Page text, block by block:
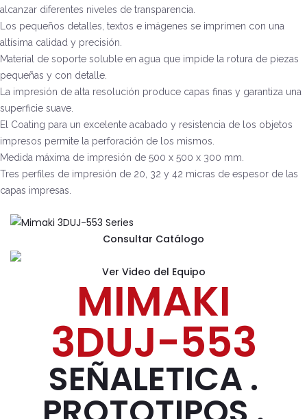
alcanzar diferentes niveles de transparencia.
Los pequeños detalles, textos e imágenes se imprimen con una
altísima calidad y precisión.
Material de soporte soluble en agua que impide la rotura de piezas
pequeñas y con detalle.
La impresión de alta resolución produce capas finas y garantiza una
superficie suave.
El Coating para un excelente acabado y resistencia de los objetos
impresos permite la perforación de los mismos.
Medida máxima de impresión de 500 x 500 x 300 mm.
Tres perfiles de impresión de 20, 32 y 42 micras de espesor de las
capas impresas.
Consultar Catálogo
Ver Video del Equipo
MIMAKI
3DUJ-553
SEÑALETICA .